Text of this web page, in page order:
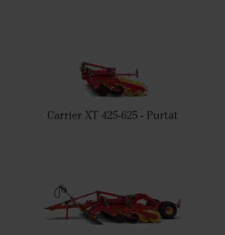
Carrier XT 425-625 - Purtat